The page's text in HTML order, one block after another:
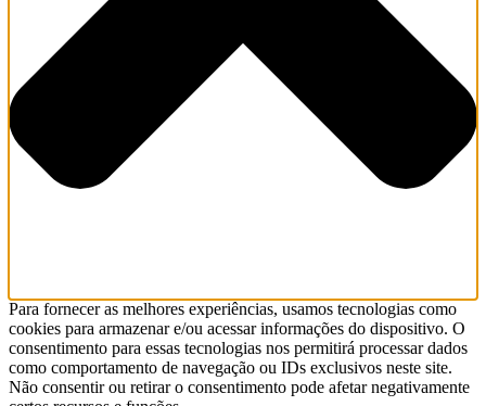
Para fornecer as melhores experiências, usamos tecnologias como
cookies para armazenar e/ou acessar informações do dispositivo. O
consentimento para essas tecnologias nos permitirá processar dados
como comportamento de navegação ou IDs exclusivos neste site.
Não consentir ou retirar o consentimento pode afetar negativamente